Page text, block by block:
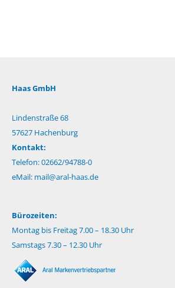
Haas GmbH
Lindenstraße 68
57627 Hachenburg
Kontakt:
Telefon: 02662/94788-0
eMail: mail@aral-haas.de
Bürozeiten:
Montag bis Freitag 7.00 – 18.30 Uhr
Samstags 7.30 – 12.30 Uhr